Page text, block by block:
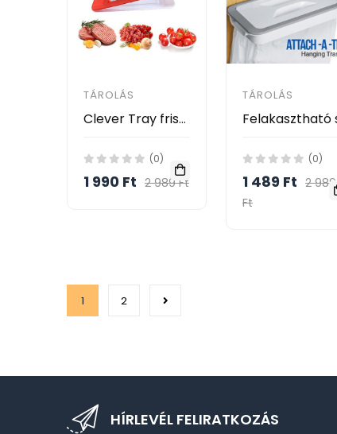
TÁROLÁS
Clever Tray frissentartó okos tálca
(0)
1 990 Ft 2 989 Ft
TÁROLÁS
(0)
1 489 Ft 2 989
Ft
1 2
HÍRLEVÉL FELIRATKOZÁS